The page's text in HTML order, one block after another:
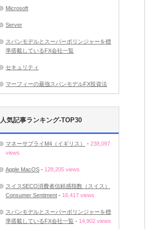
Microsoft
Server
スパンモデルとスーパーボリンジャーを標
準搭載しているFX会社一覧
セキュリティ
マーフィーの最強スパンモデルFX投資法
人気記事ランキング-TOP30
マネーサプライM4（イギリス） - 238,097
views
Apple MacOS - 128,205 views
スイスSECO消費者信頼感指数（スイス）
Consumer Sentiment - 16,417 views
スパンモデルとスーパーボリンジャーを標
準搭載しているFX会社一覧 - 14,902 views